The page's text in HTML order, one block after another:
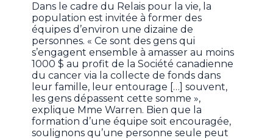
Dans le cadre du Relais pour la vie, la
population est invitée à former des
équipes d’environ une dizaine de
personnes. « Ce sont des gens qui
s’engagent ensemble à amasser au moins
1000 $ au profit de la Société canadienne
du cancer via la collecte de fonds dans
leur famille, leur entourage […] souvent,
les gens dépassent cette somme »,
explique Mme Warren. Bien que la
formation d’une équipe soit encouragée,
soulignons qu’une personne seule peut